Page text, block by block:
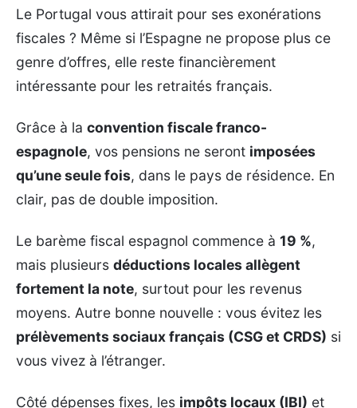
Le Portugal vous attirait pour ses exonérations
fiscales ? Même si l’Espagne ne propose plus ce
genre d’offres, elle reste financièrement
intéressante pour les retraités français.
Grâce à la convention fiscale franco-
espagnole, vos pensions ne seront imposées
qu’une seule fois, dans le pays de résidence. En
clair, pas de double imposition.
Le barème fiscal espagnol commence à 19 %,
mais plusieurs déductions locales allègent
fortement la note, surtout pour les revenus
moyens. Autre bonne nouvelle : vous évitez les
prélèvements sociaux français (CSG et CRDS) si
vous vivez à l’étranger.
Côté dépenses fixes, les impôts locaux (IBI) et